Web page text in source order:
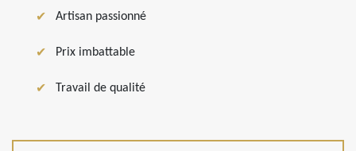
Artisan passionné
Prix imbattable
Travail de qualité